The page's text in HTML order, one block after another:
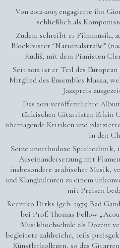
Von 2012-2015 engagierte ihn
schließlich als
Zudem schreibt er Filmmusik,
Blockbuster “Nationalstraße”
Rudiš, mit dem Pianisten
Seit 2012 ist er Teil des
Mitglied des Ensembles Masaa,
Jazzpreis
Das 2021 veröffentlichte
türkischen Gitarristen Erkin
überragende Kritiken und
in den
Seine unorthodoxe
Auseinandersetzung mit
insbesondere arabischer Musik,
und Klangkulturen zu einem
mit Preisen
Reentko Dirks (geb. 1979 Bad
bei Prof. Thomas Fellow
Musikhochschule als Dozent
begleitete zahlreiche, teils
Künstlerkollegen, so das